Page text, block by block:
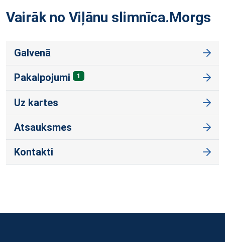
Vairāk no Viļānu slimnīca.Morgs
Galvenā
Pakalpojumi 1
Uz kartes
Atsauksmes
Kontakti